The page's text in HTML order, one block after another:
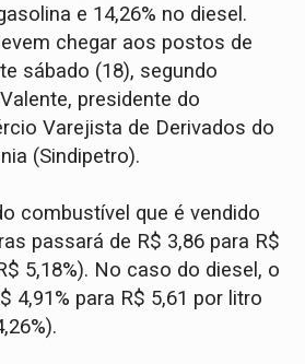
e 14,26% no diesel.
chegar aos postos de
sábado (18), segundo
presidente do
Varejista de Derivados do
(Sindipetro).
combustível que é vendido
passará de R$ 3,86 para R$
5,18%). No caso do diesel, o
4,91% para R$ 5,61 por litro